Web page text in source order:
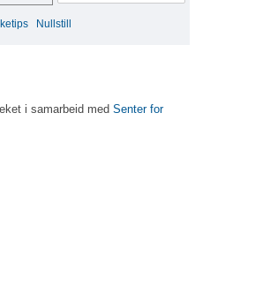
Nullstill
i samarbeid med Senter for